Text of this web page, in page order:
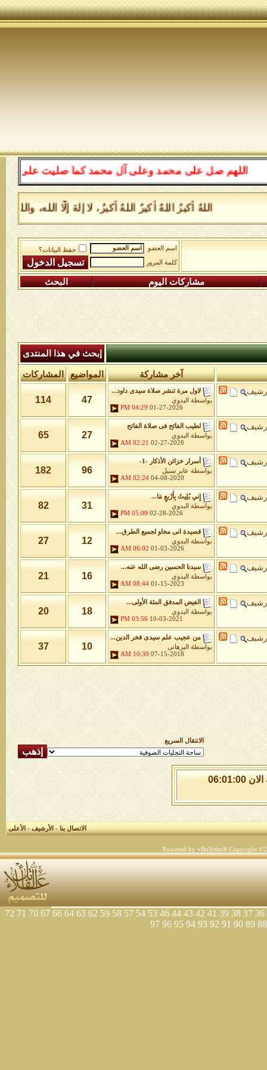
اللهم صل على محمد وعلى آل محمد كما صليت على
اللهُ أكبرُ اللهُ أكبرُ اللهُ أكبرُ، لا إلهَ إلَّا الله،
اسم العضو
حفظ البيانات؟
كلمة المرور
مشاركات اليوم البحث
إبحث في هذا المنتدى
آخر مشاركة المواضيع المشاركات
لاول مرة تنشر صلاة سيدى داود...
بواسطة
البدوي
01-27-2026
04:29 PM
47
114
لطيب الفائح فى صلاة الفاتح
بواسطة
البدوي
02-27-2026
02:21 AM
27
65
أسرار خزائن اﻷذكار -1-
بواسطة عابر سبيل
04-08-2020
02:24 AM
96
182
إِني بُلِيتُ بِأَرْبعٍ مَا...
بواسطة
البدوي
02-28-2026
05:09 PM
31
82
قصيدة انى مخاو لجميع الطرق...
بواسطة
البدوي
01-03-2026
06:02 AM
12
27
سيدنا الحسين رضى الله عنه...
بواسطة
البدوي
01-15-2023
08:44 AM
16
21
الفيض المدفق المئة الأولى...
بواسطة
البدوي
10-03-2021
03:56 PM
18
20
من عجيب علم سيدى فخر الدين...
بواسطة
البرهانى
07-15-2018
10:30 AM
10
37
الانتقال السريع
الاحد 9 من اغسطس 2026 , الساعة الان 06:01:00
الاتصال بنا-الأرشيف-الأعلى
Powered by vBulletin® Copyright
36
37
38
39
41
42
43
44
46
53
54
57
58
59
62
63
64
66
67
70
71
72
88
89
90
91
92
93
94
95
96
97